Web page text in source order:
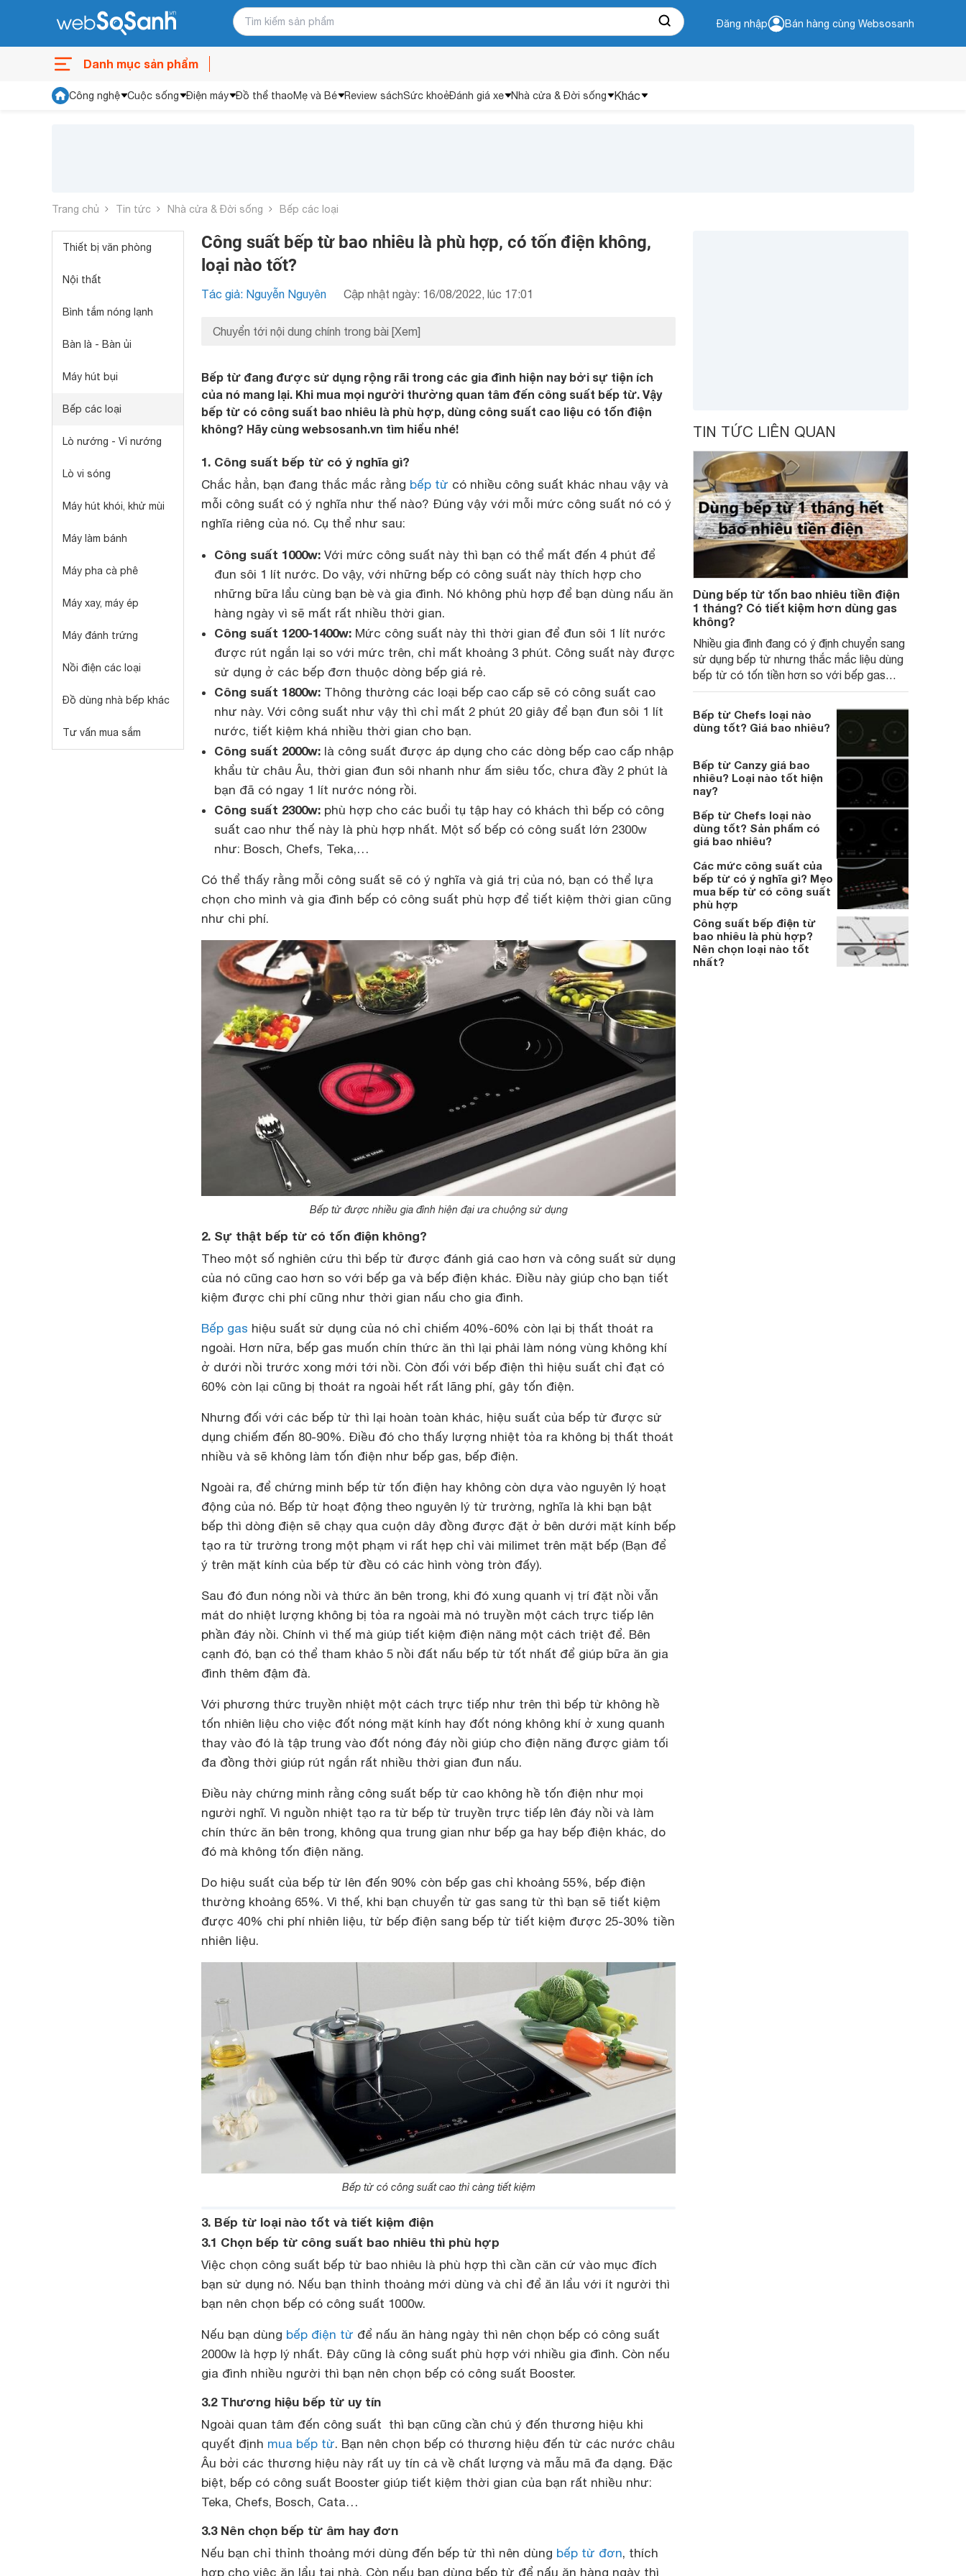
Đăng nhập Bán hàng cùng Websosanh
Danh mục sản phẩm
Công nghệ Cuộc sống Điện máy Đồ thể thaoMẹ và Bé Review sáchSức khoẻĐánh giá xe Nhà cửa & Đời sống Khác
Trang chủ Tin tức Nhà cửa & Đời sống Bếp các loại
Thiết bị văn phòng
Nội thất
Bình tắm nóng lạnh
Bàn là - Bàn ủi
Máy hút bụi
Bếp các loại
Lò nướng - Vỉ nướng
Lò vi sóng
Máy hút khói, khử mùi
Máy làm bánh
Máy pha cà phê
Máy xay, máy ép
Máy đánh trứng
Nồi điện các loại
Đồ dùng nhà bếp khác
Tư vấn mua sắm
Công suất bếp từ bao nhiêu là phù hợp, có tốn điện không,
loại nào tốt?
Tác giả: Nguyễn Nguyên Cập nhật ngày: 16/08/2022, lúc 17:01
Chuyển tới nội dung chính trong bài [Xem]
Bếp từ đang được sử dụng rộng rãi trong các gia đình hiện nay bởi sự tiện ích
của nó mang lại. Khi mua mọi người thường quan tâm đến công suất bếp từ. Vậy
bếp từ có công suất bao nhiêu là phù hợp, dùng công suất cao liệu có tốn điện
không? Hãy cùng websosanh.vn tìm hiểu nhé!
1. Công suất bếp từ có ý nghĩa gì?
Chắc hẳn, bạn đang thắc mắc rằng bếp từ có nhiều công suất khác nhau vậy và
mỗi công suất có ý nghĩa như thế nào? Đúng vậy với mỗi mức công suất nó có ý
nghĩa riêng của nó. Cụ thể như sau:
Công suất 1000w: Với mức công suất này thì bạn có thể mất đến 4 phút để
đun sôi 1 lít nước. Do vậy, với những bếp có công suất này thích hợp cho
những bữa lẩu cùng bạn bè và gia đình. Nó không phù hợp để bạn dùng nấu ăn
hàng ngày vì sẽ mất rất nhiều thời gian.
Công suất 1200-1400w: Mức công suất này thì thời gian để đun sôi 1 lít nước
được rút ngắn lại so với mức trên, chỉ mất khoảng 3 phút. Công suất này được
sử dụng ở các bếp đơn thuộc dòng bếp giá rẻ.
Công suất 1800w: Thông thường các loại bếp cao cấp sẽ có công suất cao
như này. Với công suất như vậy thì chỉ mất 2 phút 20 giây để bạn đun sôi 1 lít
nước, tiết kiệm khá nhiều thời gian cho bạn.
Công suất 2000w: là công suất được áp dụng cho các dòng bếp cao cấp nhập
khẩu từ châu Âu, thời gian đun sôi nhanh như ấm siêu tốc, chưa đầy 2 phút là
bạn đã có ngay 1 lít nước nóng rồi.
Công suất 2300w: phù hợp cho các buổi tụ tập hay có khách thì bếp có công
suất cao như thế này là phù hợp nhất. Một số bếp có công suất lớn 2300w
như: Bosch, Chefs, Teka,…
Có thể thấy rằng mỗi công suất sẽ có ý nghĩa và giá trị của nó, bạn có thể lựa
chọn cho mình và gia đình bếp có công suất phù hợp để tiết kiệm thời gian cũng
như chi phí.
Bếp từ được nhiều gia đình hiện đại ưa chuộng sử dụng
2. Sự thật bếp từ có tốn điện không?
Theo một số nghiên cứu thì bếp từ được đánh giá cao hơn và công suất sử dụng
của nó cũng cao hơn so với bếp ga và bếp điện khác. Điều này giúp cho bạn tiết
kiệm được chi phí cũng như thời gian nấu cho gia đình.
Bếp gas hiệu suất sử dụng của nó chỉ chiếm 40%-60% còn lại bị thất thoát ra
ngoài. Hơn nữa, bếp gas muốn chín thức ăn thì lại phải làm nóng vùng không khí
ở dưới nồi trước xong mới tới nồi. Còn đối với bếp điện thì hiệu suất chỉ đạt có
60% còn lại cũng bị thoát ra ngoài hết rất lãng phí, gây tốn điện.
Nhưng đối với các bếp từ thì lại hoàn toàn khác, hiệu suất của bếp từ được sử
dụng chiếm đến 80-90%. Điều đó cho thấy lượng nhiệt tỏa ra không bị thất thoát
nhiều và sẽ không làm tốn điện như bếp gas, bếp điện.
Ngoài ra, để chứng minh bếp từ tốn điện hay không còn dựa vào nguyên lý hoạt
động của nó. Bếp từ hoạt động theo nguyên lý từ trường, nghĩa là khi bạn bật
bếp thì dòng điện sẽ chạy qua cuộn dây đồng được đặt ở bên dưới mặt kính bếp
tạo ra từ trường trong một phạm vi rất hẹp chỉ vài milimet trên mặt bếp (Bạn để
ý trên mặt kính của bếp từ đều có các hình vòng tròn đấy).
Sau đó đun nóng nồi và thức ăn bên trong, khi đó xung quanh vị trí đặt nồi vẫn
mát do nhiệt lượng không bị tỏa ra ngoài mà nó truyền một cách trực tiếp lên
phần đáy nồi. Chính vì thế mà giúp tiết kiệm điện năng một cách triệt để. Bên
cạnh đó, bạn có thể tham khảo 5 nồi đất nấu bếp từ tốt nhất để giúp bữa ăn gia
đình thêm đậm đà.
Với phương thức truyền nhiệt một cách trực tiếp như trên thì bếp từ không hề
tốn nhiên liệu cho việc đốt nóng mặt kính hay đốt nóng không khí ở xung quanh
thay vào đó là tập trung vào đốt nóng đáy nồi giúp cho điện năng được giảm tối
đa đồng thời giúp rút ngắn rất nhiều thời gian đun nấu.
Điều này chứng minh rằng công suất bếp từ cao không hề tốn điện như mọi
người nghĩ. Vì nguồn nhiệt tạo ra từ bếp từ truyền trực tiếp lên đáy nồi và làm
chín thức ăn bên trong, không qua trung gian như bếp ga hay bếp điện khác, do
đó mà không tốn điện năng.
Do hiệu suất của bếp từ lên đến 90% còn bếp gas chỉ khoảng 55%, bếp điện
thường khoảng 65%. Vì thế, khi bạn chuyển từ gas sang từ thì bạn sẽ tiết kiệm
được 40% chi phí nhiên liệu, từ bếp điện sang bếp từ tiết kiệm được 25-30% tiền
nhiên liệu.
Bếp từ có công suất cao thì càng tiết kiệm
3. Bếp từ loại nào tốt và tiết kiệm điện
3.1 Chọn bếp từ công suất bao nhiêu thì phù hợp
Việc chọn công suất bếp từ bao nhiêu là phù hợp thì cần căn cứ vào mục đích
bạn sử dụng nó. Nếu bạn thỉnh thoảng mới dùng và chỉ để ăn lẩu với ít người thì
bạn nên chọn bếp có công suất 1000w.
Nếu bạn dùng bếp điện từ để nấu ăn hàng ngày thì nên chọn bếp có công suất
2000w là hợp lý nhất. Đây cũng là công suất phù hợp với nhiều gia đình. Còn nếu
gia đình nhiều người thì bạn nên chọn bếp có công suất Booster.
3.2 Thương hiệu bếp từ uy tín
Ngoài quan tâm đến công suất thì bạn cũng cần chú ý đến thương hiệu khi
quyết định mua bếp từ. Bạn nên chọn bếp có thương hiệu đến từ các nước châu
Âu bởi các thương hiệu này rất uy tín cả về chất lượng và mẫu mã đa dạng. Đặc
biệt, bếp có công suất Booster giúp tiết kiệm thời gian của bạn rất nhiều như:
Teka, Chefs, Bosch, Cata…
3.3 Nên chọn bếp từ âm hay đơn
Nếu bạn chỉ thỉnh thoảng mới dùng đến bếp từ thì nên dùng bếp từ đơn, thích
hợp cho việc ăn lẩu tại nhà. Còn nếu bạn dùng bếp từ để nấu ăn hàng ngày thì
TIN TỨC LIÊN QUAN
Dùng bếp từ tốn bao nhiêu tiền điện
1 tháng? Có tiết kiệm hơn dùng gas
không?
Nhiều gia đình đang có ý định chuyển sang
sử dụng bếp từ nhưng thắc mắc liệu dùng
bếp từ có tốn tiền hơn so với bếp gas
không, và bếp từ dùng bao nhiêu tiền điện
một tháng, thì bài viết dưới đây sẽ giải đáp
thắc mắc dành cho bạn.
Bếp từ Chefs loại nào
dùng tốt? Giá bao nhiêu?
Bếp từ Canzy giá bao
nhiêu? Loại nào tốt hiện
nay?
Bếp từ Chefs loại nào
dùng tốt? Sản phẩm có
giá bao nhiêu?
Các mức công suất của
bếp từ có ý nghĩa gì? Mẹo
mua bếp từ có công suất
phù hợp
Công suất bếp điện từ
bao nhiêu là phù hợp?
Nên chọn loại nào tốt
nhất?